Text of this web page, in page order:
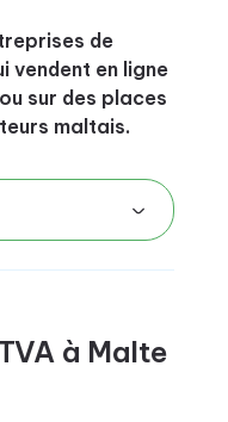
de
vendent en ligne
sur des places
maltais.
à Malte